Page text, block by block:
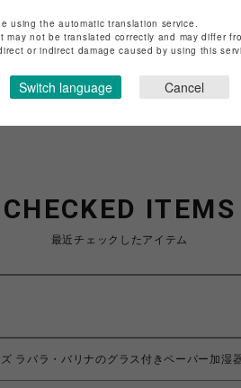
法令に基づく表記はこちら
合わせはこちら
CHECKED ITEMS
最近チェックしたアイテム
ラバラ・バリナのグラス付きペーパー加湿
using the automatic translation service.
may not be translated correctly and may differ
or indirect damage caused by using this
Switch language Cancel